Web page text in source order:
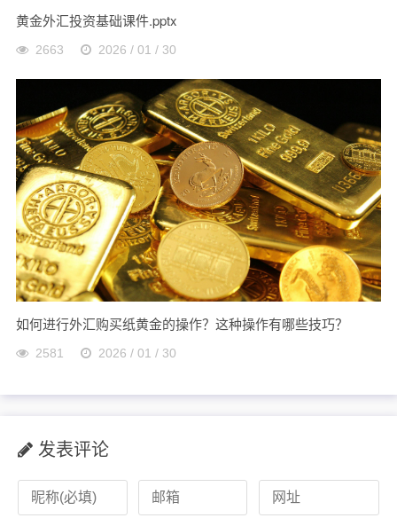
黄金外汇投资基础课件.pptx
2663 2026 / 01 / 30
如何进行外汇购买纸黄金的操作？这种操作有哪些技巧？
2581 2026 / 01 / 30
发表评论